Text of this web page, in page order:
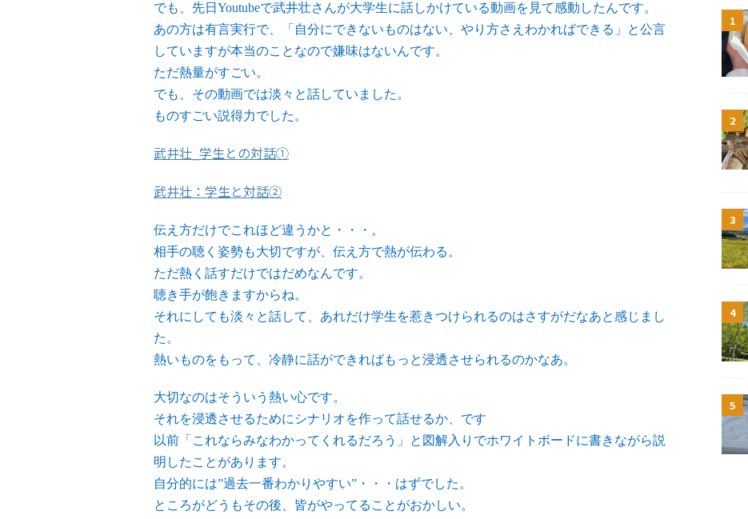
でも、先日Youtubeで武井壮さんが大学生に話しかけている動画を見て感動したんです。
あの方は有言実行で、「自分にできないものはない、やり方さえわかればできる」と公言
していますが本当のことなので嫌味はないんです。
ただ熱量がすごい。
でも、その動画では淡々と話していました。
ものすごい説得力でした。
武井壮_学生との対話①
武井壮：学生と対話②
伝え方だけでこれほど違うかと・・・。
相手の聴く姿勢も大切ですが、伝え方で熱が伝わる。
ただ熱く話すだけではだめなんです。
聴き手が飽きますからね。
それにしても淡々と話して、あれだけ学生を惹きつけられるのはさすがだなあと感じまし
た。
熱いものをもって、冷静に話ができればもっと浸透させられるのかなあ。
大切なのはそういう熱い心です。
それを浸透させるためにシナリオを作って話せるか、です
以前「これならみなわかってくれるだろう」と図解入りでホワイトボードに書きながら説
明したことがあります。
自分的には”過去一番わかりやすい”・・・はずでした。
ところがどうもその後、皆がやってることがおかしい。
1
2
3
4
5